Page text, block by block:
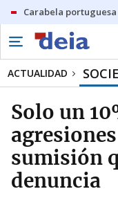
Carabela portuguesa
ACTUALIDAD
Solo un
sumisión
denuncia